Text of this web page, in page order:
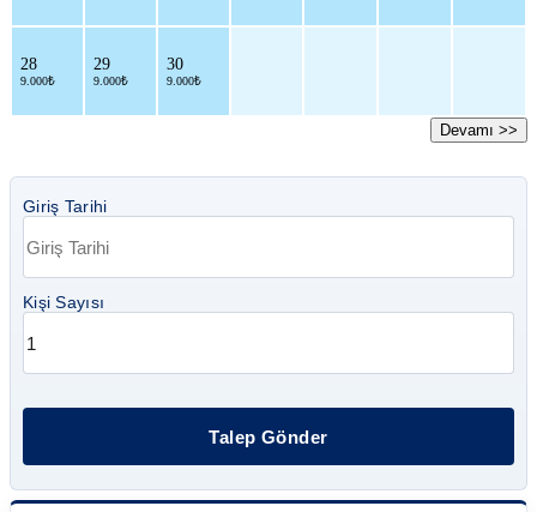
28
9.000₺
29
9.000₺
30
9.000₺
Devamı >>
Giriş Tarihi
Kişi Sayısı